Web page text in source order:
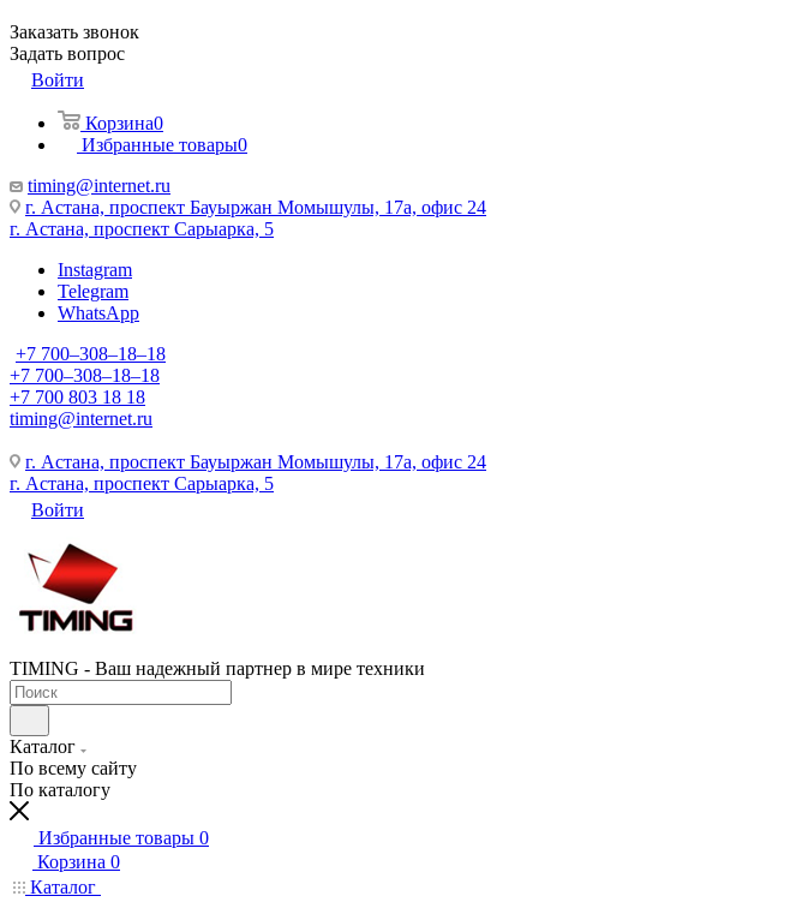
Заказать звонок
Задать вопрос
Войти
Корзина0
Избранные товары0
timing@internet.ru
г. Астана, проспект Бауыржан Момышулы, 17а, офис 24
г. Астана, проспект Сарыарка, 5
Instagram
Telegram
WhatsApp
+7 700‒308‒18‒18
+7 700‒308‒18‒18
+7 700 803 18 18
timing@internet.ru
г. Астана, проспект Бауыржан Момышулы, 17а, офис 24
г. Астана, проспект Сарыарка, 5
Войти
TIMING - Ваш надежный партнер в мире техники
Каталог
По всему сайту
По каталогу
Избранные товары 0
Корзина 0
Каталог